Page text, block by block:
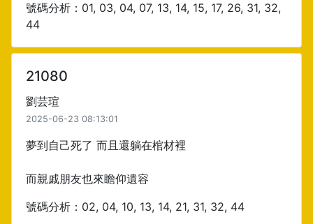
號碼分析：01, 03, 04, 07, 13, 14, 15, 17, 26, 31, 32,
44
21080
劉芸瑄
2025-06-23 08:13:01
夢到自己死了 而且還躺在棺材裡
而親戚朋友也來瞻仰遺容
號碼分析：02, 04, 10, 13, 14, 21, 31, 32, 44